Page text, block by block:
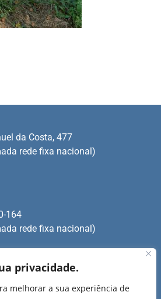
privacidade.
melhorar a sua experiência de
164
rede fixa nacional)
da Costa, 477
rede fixa nacional)